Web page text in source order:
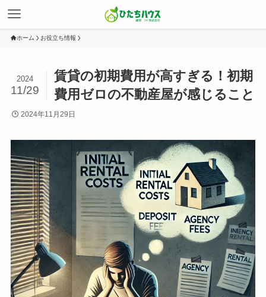
ホーム お役立ち情報
賃貸の初期費用が高すぎる！初期
費用ゼロの不動産屋が感じること
2024
11/29
2024年11月29日